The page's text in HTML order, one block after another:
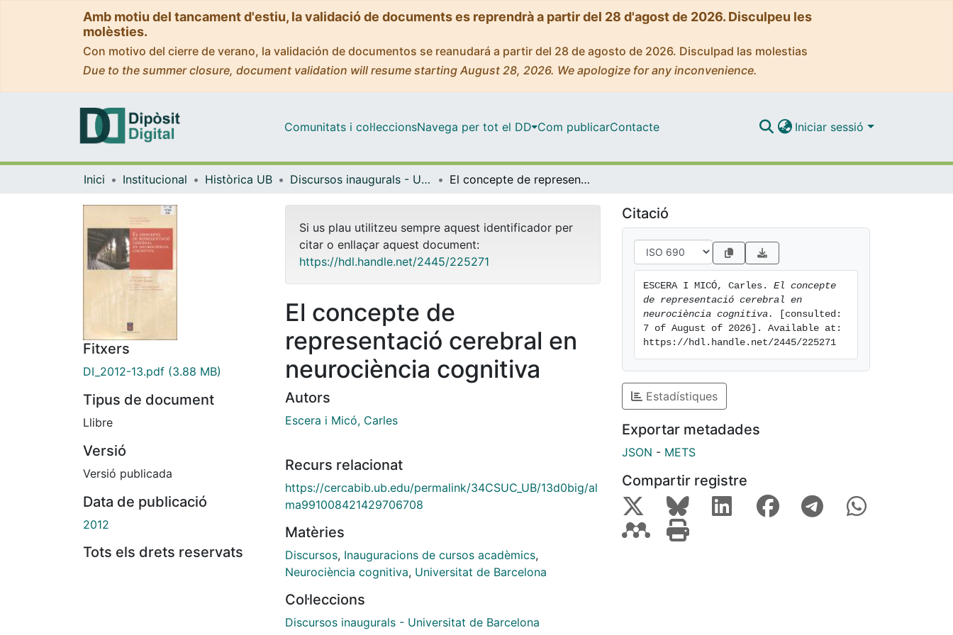
Amb motiu del tancament d'estiu, la validació de documents es reprendrà a partir del 28 d'agost de 2026. Disculpeu les
molèsties.
Con motivo del cierre de verano, la validación de documentos se reanudará a partir del 28 de agosto de 2026. Disculpad las molestias
Due to the summer closure, document validation will resume starting August 28, 2026. We apologize for any inconvenience.
Comunitats i col·leccionsNavega per tot el DD Com publicarContacte Iniciar sessió
Inici Institucional Històrica UB Discursos inaugurals - Universitat de Barcelona El concepte de representació cerebral en neurociència cognitiva
Fitxers
DI_2012-13.pdf (3.88 MB)
Tipus de document
Llibre
Versió
Versió publicada
Data de publicació
2012
Tots els drets reservats
Si us plau utilitzeu sempre aquest identificador per
citar o enllaçar aquest document:
https://hdl.handle.net/2445/225271
El concepte de
representació cerebral en
neurociència cognitiva
Autors
Escera i Micó, Carles
Recurs relacionat
https://cercabib.ub.edu/permalink/34CSUC_UB/13d0big/al
ma991008421429706708
Matèries
Discursos, Inauguracions de cursos acadèmics,
Neurociència cognitiva, Universitat de Barcelona
Col·leccions
Discursos inaugurals - Universitat de Barcelona
Citació
ESCERA I MICÓ, Carles. El concepte
de representació cerebral en
neurociència cognitiva.
[consulted:
7 of August of 2026]. Available at:
https://hdl.handle.net/2445/225271
Estadístiques
Exportar metadades
JSON - METS
Compartir registre